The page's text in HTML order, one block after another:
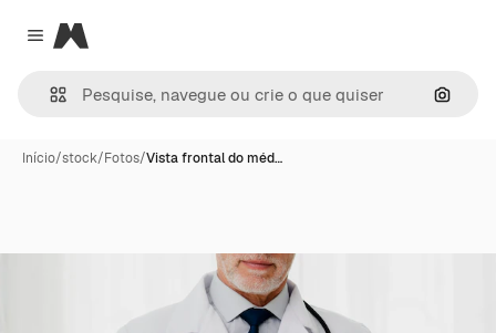
Close menu
Magnific
Início/stock/Fotos/Vista frontal do méd…